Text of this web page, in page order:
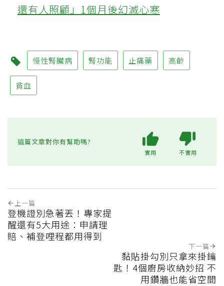
還有人照顧」1個月後幻滅心寒
慢性腎臟病 腎功能 止痛藥 高齡
貧血
這篇文章對你有幫助嗎?
實用 不實用
上一篇
登機證別急著丟！專家提
醒還有5大用途：申請理
賠、補登哩程都用得到
下一篇
黏貼掛勾別只拿來掛鑰
匙！4個廚房收納妙招 不
用鑽牆也能省空間